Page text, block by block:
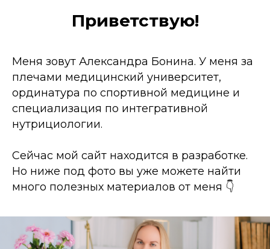
Приветствую!
Меня зовут Александра Бонина. У меня за
плечами медицинский университет,
ординатура по спортивной медицине и
специализация по интегративной
нутрициологии.
Сейчас мой сайт находится в разработке.
Но ниже под фото вы уже можете найти
много полезных материалов от меня 👇